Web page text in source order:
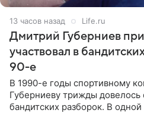
13 часов назад Life.ru
Дмитрий Губерниев
участвовал в
90-е
В 1990-е годы спортивному
Губерниеву трижды довелось
бандитских разборок. В